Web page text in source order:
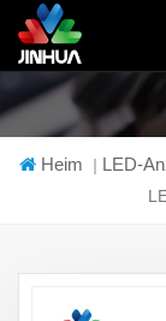
Heim | LED-